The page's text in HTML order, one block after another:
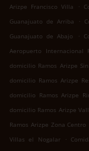
Arizpe Francisco Villa
.
Guanajuato de Arriba
.
Guanajuato de Abajo
.
Aeropuerto Internacional
domicilio Ramos Arizpe
domicilio Ramos Arizpe
domicilio Ramos Arizpe
domicilio Ramos Arizpe
Ramos Arizpe Zona Centro
Villas el Nogalar
.